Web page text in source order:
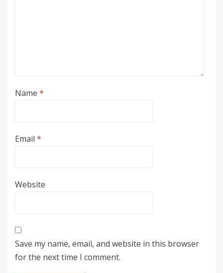
Name *
Email *
Website
Save my name, email, and website in this browser
for the next time I comment.